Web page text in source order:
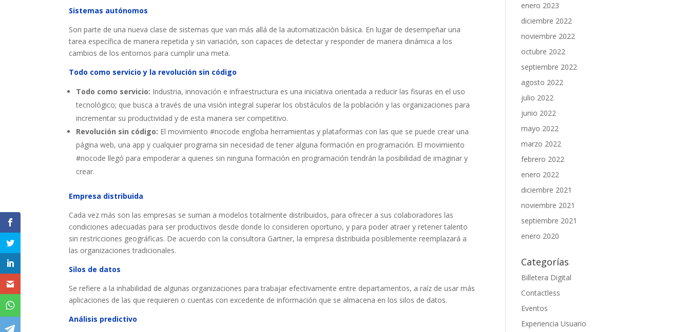
Sistemas autónomos
Son parte de una nueva clase de sistemas que van más allá de la automatización básica. En lugar de desempeñar una
tarea específica de manera repetida y sin variación, son capaces de detectar y responder de manera dinámica a los
cambios de los entornos para cumplir una meta.
Todo como servicio y la revolución sin código
Todo como servicio: Industria, innovación e infraestructura es una iniciativa orientada a reducir las fisuras en el uso
tecnológico; que busca a través de una visión integral superar los obstáculos de la población y las organizaciones para
incrementar su productividad y de esta manera ser competitivo.
Revolución sin código: El movimiento #nocode engloba herramientas y plataformas con las que se puede crear una
página web, una app y cualquier programa sin necesidad de tener alguna formación en programación. El movimiento
#nocode llegó para empoderar a quienes sin ninguna formación en programación tendrán la posibilidad de imaginar y
crear.
Empresa distribuida
Cada vez más son las empresas se suman a modelos totalmente distribuidos, para ofrecer a sus colaboradores las
condiciones adecuadas para ser productivos desde donde lo consideren oportuno, y para poder atraer y retener talento
sin restricciones geográficas. De acuerdo con la consultora Gartner, la empresa distribuida posiblemente reemplazará a
las organizaciones tradicionales.
Silos de datos
Se refiere a la inhabilidad de algunas organizaciones para trabajar efectivamente entre departamentos, a raíz de usar más
aplicaciones de las que requieren o cuentas con excedente de información que se almacena en los silos de datos.
Análisis predictivo
enero 2023
diciembre 2022
noviembre 2022
octubre 2022
septiembre 2022
agosto 2022
julio 2022
junio 2022
mayo 2022
marzo 2022
febrero 2022
enero 2022
diciembre 2021
noviembre 2021
septiembre 2021
enero 2020
Categorías
Billetera Digital
Contactless
Eventos
Experiencia Usuario